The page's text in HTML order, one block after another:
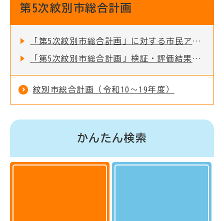
第5次紋別市総合計画
「第5次紋別市総合計画」に対する市民アンケート調査等の実施結果について
「第5次紋別市総合計画」検証・評価結果について
紋別市総合計画（令和10～19年度）
かんたん検索